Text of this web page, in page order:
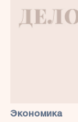
Экономика